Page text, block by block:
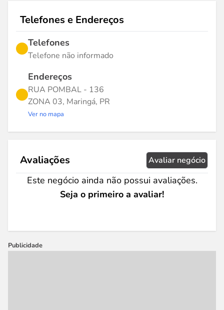
Telefones e Endereços
Telefones
Telefone não informado
Endereços
RUA POMBAL - 136
ZONA 03, Maringá, PR
Ver no mapa
Avaliações Avaliar negócio
Este negócio ainda não possui avaliações.
Seja o primeiro a avaliar!
Publicidade